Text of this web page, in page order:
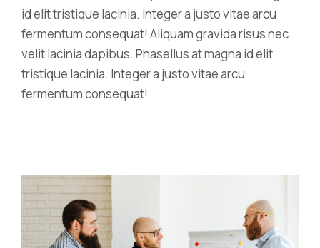
id elit tristique lacinia. Integer a justo vitae arcu
fermentum consequat! Aliquam gravida risus nec
velit lacinia dapibus. Phasellus at magna id elit
tristique lacinia. Integer a justo vitae arcu
fermentum consequat!